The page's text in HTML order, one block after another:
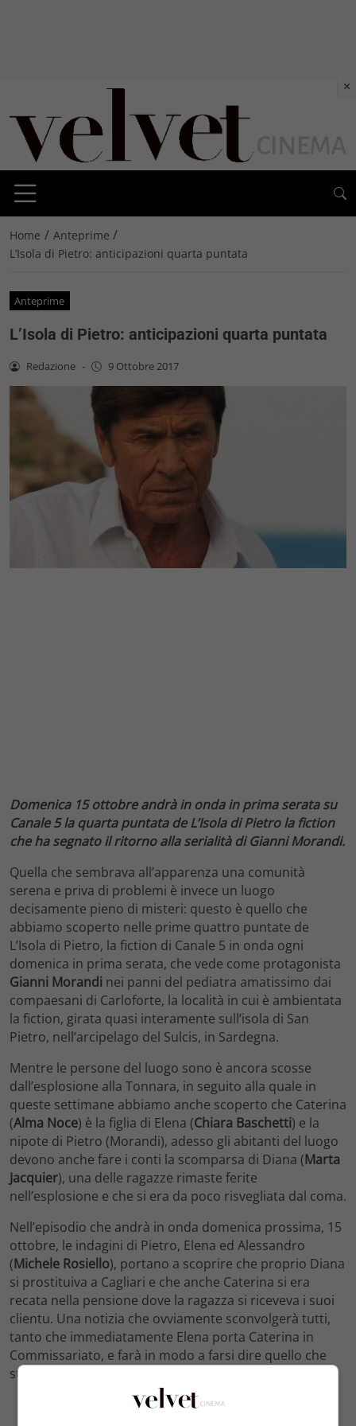
Home / Anteprime /
L’Isola di Pietro: anticipazioni quarta puntata
Anteprime
L’Isola di Pietro: anticipazioni quarta puntata
Redazione - 9 Ottobre 2017
Domenica 15 ottobre andrà in onda in prima serata su
Canale 5 la quarta puntata de L’Isola di Pietro la fiction
che ha segnato il ritorno alla serialità di Gianni Morandi.
Quella che sembrava all’apparenza una comunità
serena e priva di problemi è invece un luogo
decisamente pieno di misteri: questo è quello che
abbiamo scoperto nelle prime quattro puntate de
L’Isola di Pietro, la fiction di Canale 5 in onda ogni
domenica in prima serata, che vede come protagonista
Gianni Morandi nei panni del pediatra amatissimo dai
compaesani di Carloforte, la località in cui è ambientata
la fiction, girata quasi interamente sull’isola di San
Pietro, nell’arcipelago del Sulcis, in Sardegna.
Mentre le persone del luogo sono è ancora scosse
dall’esplosione alla Tonnara, in seguito alla quale in
queste settimane abbiamo anche scoperto che Caterina
(Alma Noce) è la figlia di Elena (Chiara Baschetti) e la
nipote di Pietro (Morandi), adesso gli abitanti del luogo
devono anche fare i conti la scomparsa di Diana (Marta
Jacquier), una delle ragazze rimaste ferite
nell’esplosione e che si era da poco risvegliata dal coma.
Nell’episodio che andrà in onda domenica prossima, 15
ottobre, le indagini di Pietro, Elena ed Alessandro
(Michele Rosiello), portano a scoprire che proprio Diana
si prostituiva a Cagliari e che anche Caterina si era
recata nella pensione dove la ragazza si riceveva i suoi
clientu. Una notizia che ovviamente sconvolgerà tutti,
tanto che immediatamente Elena porta Caterina in
Commissariato, e farà in modo a farsi dire quello che
sta nascondendo una volta e per tutte.
×